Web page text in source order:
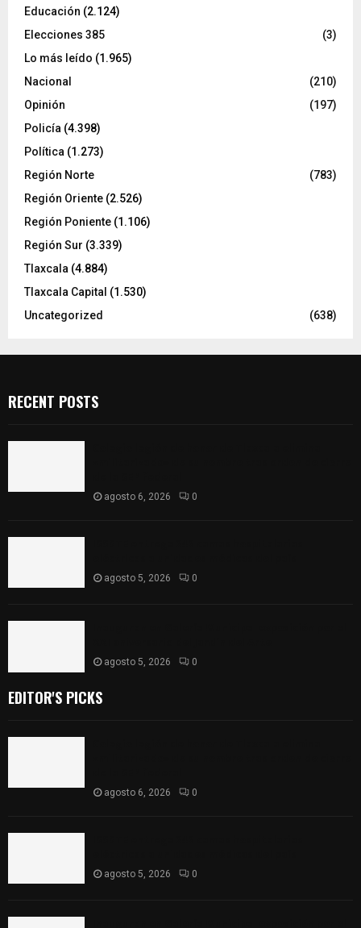
Educación (2.124)
Elecciones 385
(3)
Lo más leído (1.965)
Nacional
(210)
Opinión
(197)
Policía (4.398)
Política (1.273)
Región Norte
(783)
Región Oriente (2.526)
Región Poniente (1.106)
Región Sur (3.339)
Tlaxcala (4.884)
Tlaxcala Capital (1.530)
Uncategorized
(638)
RECENT POSTS
agosto 6, 2026 0
agosto 5, 2026 0
agosto 5, 2026 0
EDITOR'S PICKS
agosto 6, 2026 0
agosto 5, 2026 0